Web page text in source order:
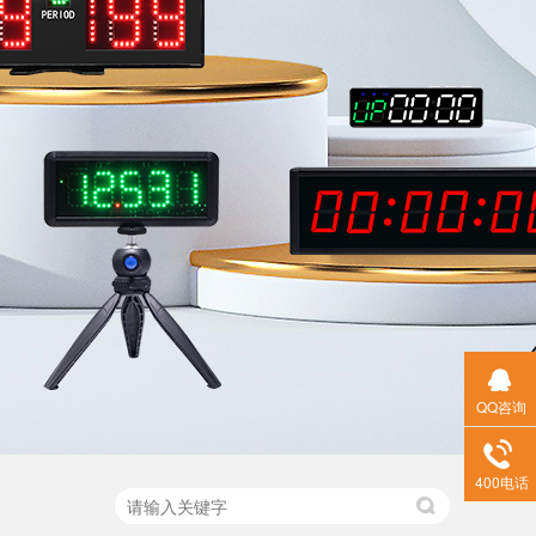
QQ咨询
400电话